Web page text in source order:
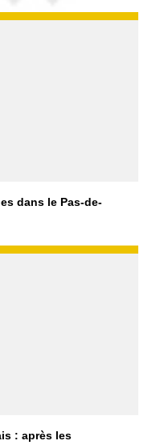
dans le Pas-de-
: après les